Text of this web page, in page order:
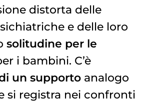
distorta delle
e delle loro
solitudine per le
i bambini. C’è
un supportoanalogo
si registra nei confronti